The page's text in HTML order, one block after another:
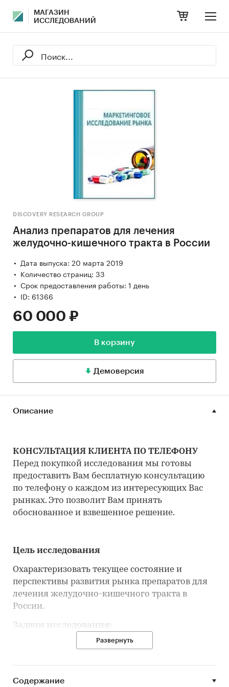
МАГАЗИН
ИССЛЕДОВАНИЙ
DISCOVERY RESEARCH GROUP
Анализ препаратов для лечения
желудочно-кишечного тракта в России
Дата выпуска: 20 марта 2019
Количество страниц: 33
Срок предоставления работы: 1 день
ID: 61366
60 000 ₽
В корзину
Демоверсия
Описание
КОНСУЛЬТАЦИЯ КЛИЕНТА ПО ТЕЛЕФОНУ
Перед покупкой исследования мы готовы
предоставить Вам бесплатную консультацию
по телефону о каждом из интересующих Вас
рынках. Это позволит Вам принять
обоснованное и взвешенное решение.
Цель исследования
Охарактеризовать текущее состояние и
перспективы развития рынка препаратов для
лечения желудочно-кишечного тракта в
России.
Задачи исследования:
1. Определить объем, темпы роста и динамику
России по сегментам рынка:
Развернуть
Содержание